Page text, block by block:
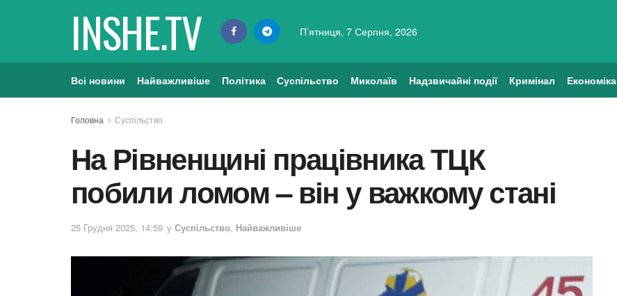
INSHE.TV П’ятниця, 7 Серпня, 2026
Всі новини Найважливіше Політика Суспільство Миколаїв Надзвичайні події Кримінал Економіка
Головна Суспільство
На Рівненщині працівника ТЦК
побили ломом – він у важкому стані
25 Грудня 2025, 14:59 у Суспільство, Найважливіше